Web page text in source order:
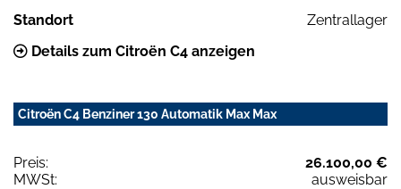
Standort
Zentrallager
Details zum Citroën C4 anzeigen
Citroën C4 Benziner 130 Automatik Max Max
Preis:
26.100,00 €
MWSt:
ausweisbar